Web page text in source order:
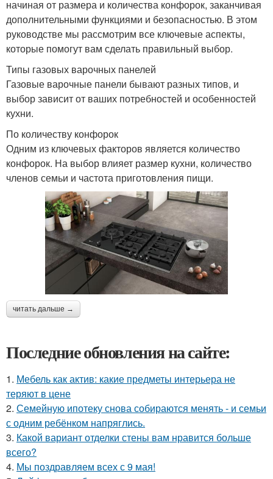
начиная от размера и количества конфорок, заканчивая
дополнительными функциями и безопасностью. В этом
руководстве мы рассмотрим все ключевые аспекты,
которые помогут вам сделать правильный выбор.
Типы газовых варочных панелей
Газовые варочные панели бывают разных типов, и
выбор зависит от ваших потребностей и особенностей
кухни.
По количеству конфорок
Одним из ключевых факторов является количество
конфорок. На выбор влияет размер кухни, количество
членов семьи и частота приготовления пищи.
читать дальше →
Последние обновления на сайте:
1. Мебель как актив: какие предметы интерьера не
теряют в цене
2. Семейную ипотеку снова собираются менять - и семьи
с одним ребёнком напряглись.
3. Какой вариант отделки стены вам нравится больше
всего?
4. Мы поздравляем всех с 9 мая!